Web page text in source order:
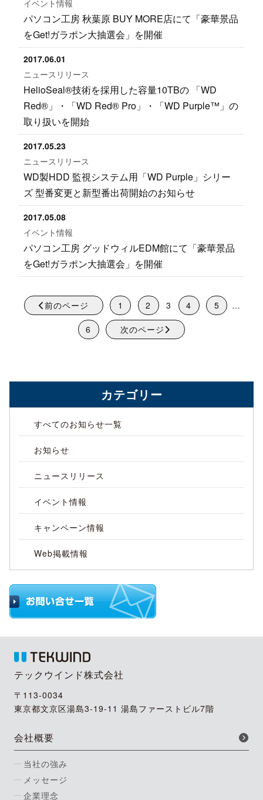
イベント情報
パソコン工房 秋葉原 BUY MORE店にて「豪華景品
をGet!ガラポン大抽選会」を開催
2017.06.01
ニュースリリース
HelioSeal®技術を採用した容量10TBの 「WD
Red®」・「WD Red® Pro」・「WD Purple™」の
取り扱いを開始
2017.05.23
ニュースリリース
WD製HDD 監視システム用「WD Purple」シリー
ズ 型番変更と新型番出荷開始のお知らせ
2017.05.08
イベント情報
パソコン工房 グッドウィルEDM館にて「豪華景品
をGet!ガラポン大抽選会」を開催
前のページ 1 2 3 4 5 …
6 次のページ
カテゴリー
すべてのお知らせ一覧
お知らせ
ニュースリリース
イベント情報
キャンペーン情報
Web掲載情報
テックウインド株式会社
〒113-0034
東京都文京区湯島3-19-11 湯島ファーストビル7階
会社概要
当社の強み
メッセージ
企業理念